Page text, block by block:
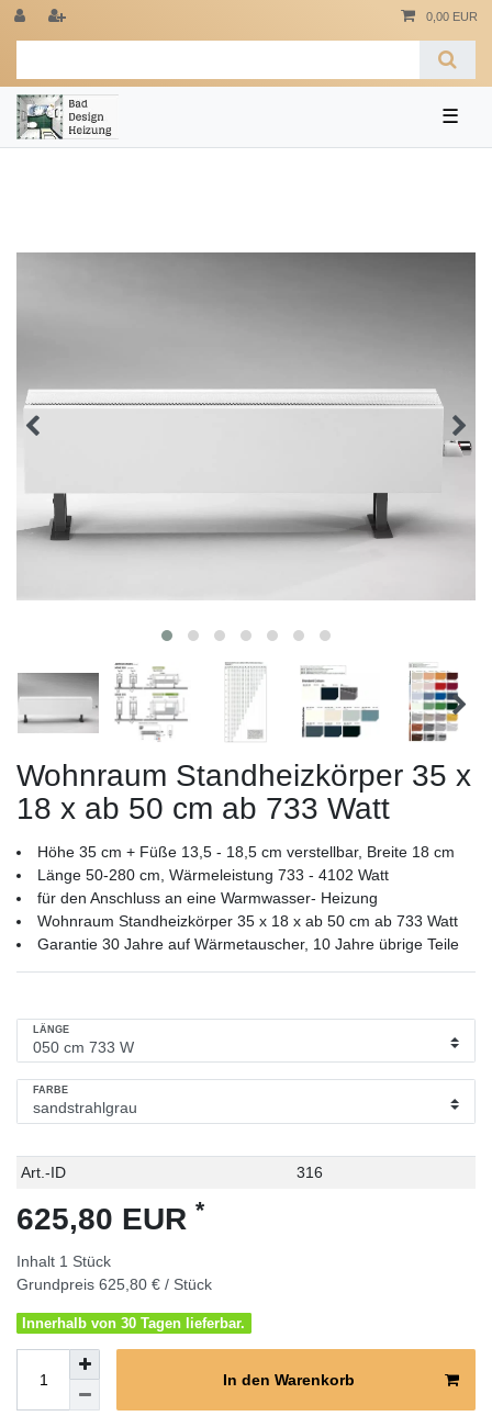
0,00 EUR
☰
Wohnraum Standheizkörper 35 x
18 x ab 50 cm ab 733 Watt
Höhe 35 cm + Füße 13,5 - 18,5 cm verstellbar, Breite 18 cm
Länge 50-280 cm, Wärmeleistung 733 - 4102 Watt
für den Anschluss an eine Warmwasser- Heizung
Wohnraum Standheizkörper 35 x 18 x ab 50 cm ab 733 Watt
Garantie 30 Jahre auf Wärmetauscher, 10 Jahre übrige Teile
LÄNGE
FARBE
Technisches
Wert
Art.-ID 316
625,80 EUR *
Inhalt 1 Stück
Grundpreis 625,80 € / Stück
Innerhalb von 30 Tagen lieferbar.
In den Warenkorb